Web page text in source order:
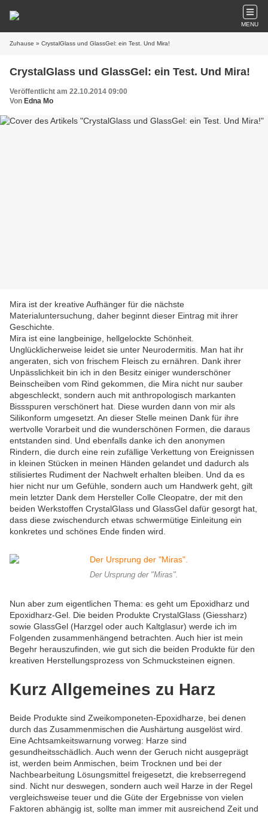
MENU
Zuhause » CrystalGlass und GlassGel: ein Test. Und Mira!
CrystalGlass und GlassGel: ein Test. Und Mira!
Veröffentlicht am 22.10.2014 09:00
Von Edna Mo
Mira ist der kreative Aufhänger für die nächste
Materialuntersuchung, daher beginnt dieser Eintrag mit ihrer
Geschichte.
Mira ist eine langbeinige, hellgelockte Schönheit.
Unglücklicherweise leidet sie unter Neurodermitis. Man hat ihr
angeraten, sich von frischem Fleisch zu ernähren. Dank ihrer
Unpässlichkeit bin ich in den Besitz einiger wunderschöner
Beinscheiben vom Rind gekommen, die Mira nicht nur sauber
abgeschleckt, sondern auch mit anthropologisch markanten
Bissspuren verschönert hat. Diese wurden dann von mir als
Silikonform umgesetzt. An dieser Stelle meinen Dank für ihre
wertvolle Vorarbeit und die wunderschönen Formen, die daraus
entstanden sind. Und ebenfalls danke ich den anonymen
Rindern, die durch eine rein zufällige Verkettung von Ereignissen
in kleinen Stücken in meinen Händen gelandet und dadurch als
stilisiertes Rudiment der Nachwelt erhalten bleiben. Und da es
hier nicht nur um Gefühle, sondern auch um Handwerk geht, gilt
mein letzter Dank dem Hersteller Colle Cleopatre, der mit den
beiden Werkstoffen CrystalGlass und GlassGel dafür gesorgt hat,
dass diese zwischendurch etwas schwermütige Einleitung ein
konkretes und schönes Ende finden wird.
Der Ursprung der "Miras".
Nun aber zum eigentlichen Thema: es geht um Epoxidharz und
Epoxidharz-Gel. Die beiden Produkte CrystalGlass (Giessharz)
sowie GlassGel (Harzgel oder auch Kaltglasur) werde ich im
Folgenden zusammenhängend betrachten. Auch hier ist mein
Begehr herauszufinden, wie gut sich die beiden Produkte für den
kreativen Herstellungsprozess von Schmucksteinen eignen.
Kurz Allgemeines zu Harz
Beide Produkte sind Zweikomponeten-Epoxidharze, bei denen
durch das Zusammenmischen die Aushärtung ausgelöst wird.
Eine Achtsamkeitswarnung vorweg: Harze sind
gesundheitsschädlich. Auch wenn der Geruch nicht ausgeprägt
ist, werden beim Anmischen, beim Trocknen und bei der
Nachbearbeitung Lösungsmittel freigesetzt, die krebserregend
sind. Nicht nur deswegen, sondern auch weil Harze in der Regel
vergleichsweise teuer und die Güte der Ergebnisse von vielen
Faktoren abhängig ist, sollte man immer mit ausreichend Zeit und